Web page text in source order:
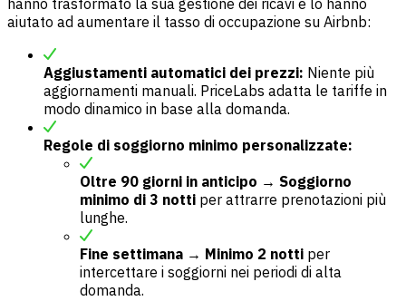
hanno trasformato la sua gestione dei ricavi e lo hanno
aiutato ad aumentare il tasso di occupazione su Airbnb:
Aggiustamenti automatici dei prezzi: Niente più
aggiornamenti manuali. PriceLabs adatta le tariffe in
modo dinamico in base alla domanda.
Regole di soggiorno minimo personalizzate:
Oltre 90 giorni in anticipo → Soggiorno
minimo di 3 notti per attrarre prenotazioni più
lunghe.
Fine settimana → Minimo 2 notti per
intercettare i soggiorni nei periodi di alta
domanda.